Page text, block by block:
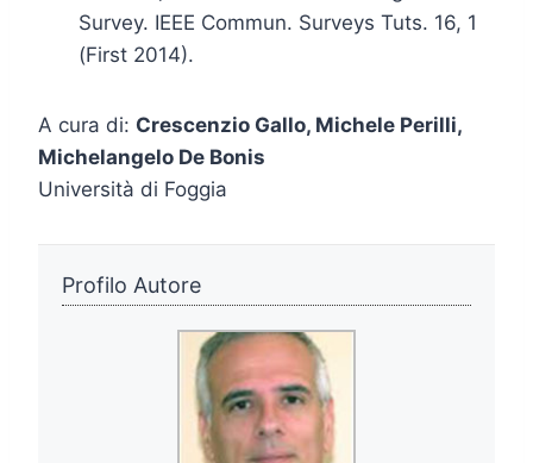
Survey. IEEE Commun. Surveys Tuts. 16, 1
(First 2014).
A cura di: Crescenzio Gallo, Michele Perilli,
Michelangelo De Bonis
Università di Foggia
Profilo Autore